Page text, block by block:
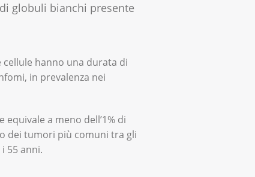
globuli bianchi presente
hanno una durata di
in prevalenza nei
a meno dell’1% di
dei tumori più comuni tra gli
55 anni.